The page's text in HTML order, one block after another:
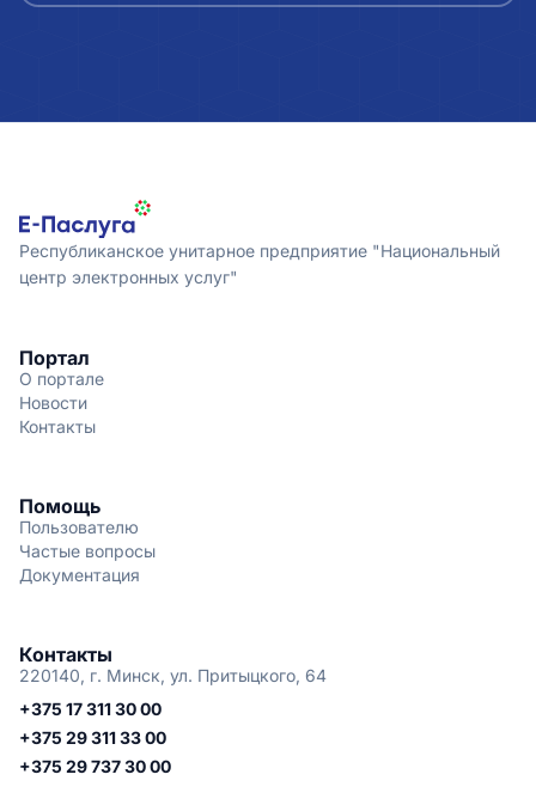
Республиканское унитарное предприятие "Национальный
центр электронных услуг"
Портал
О портале
Новости
Контакты
Помощь
Пользователю
Частые вопросы
Документация
Контакты
220140, г. Минск, ул. Притыцкого, 64
+375 17 311 30 00
+375 29 311 33 00
+375 29 737 30 00